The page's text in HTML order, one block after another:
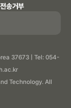
송거부
37673 | Tel: 054-
Technology. All